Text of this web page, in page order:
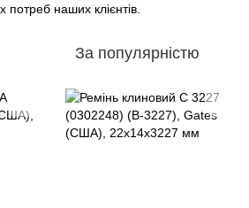
потреб наших клієнтів.
За популярністю